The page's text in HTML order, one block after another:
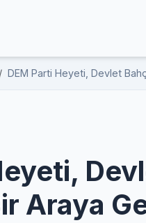
DEM Parti Heyeti, Devlet
Araya